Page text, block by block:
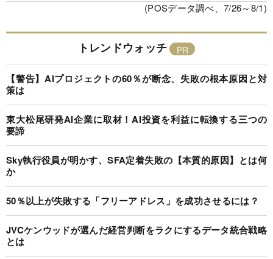
(POSデータ調べ、7/26～8/1)
トレンドウォッチ
【警告】AIプロジェクトの60％が断念、失敗の根本原因と対
策は
東大松尾研発AI企業に取材！AI投資を利益に転換する三つの
要諦
Sky執行役員が明かす、SFA定着失敗の【本質的原因】とは何
か
50％以上が失敗する「フリーアドレス」を成功させるには？
JVCケンウッドが選んだ経営判断をラクにするデータ統合戦略
とは